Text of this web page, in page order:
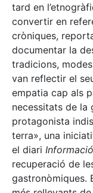
tard en
convertir en
cròniques,
documentar la
tradicions,
van reflectir el
empatia cap als
necessitats de la
protagonista
terra», una
el diari
recuperació de
gastronòmiques.